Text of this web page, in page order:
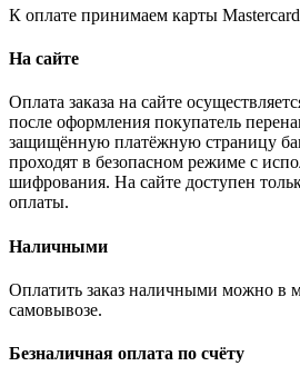
К оплате принимаем карты
На сайте
Оплата заказа на сайте
после оформления покупатель
защищённую платёжную страницу
проходят в безопасном режиме с
шифрования. На сайте доступен
оплаты.
Наличными
Оплатить заказ наличными можно в
самовывозе.
Безналичная оплата по счёту